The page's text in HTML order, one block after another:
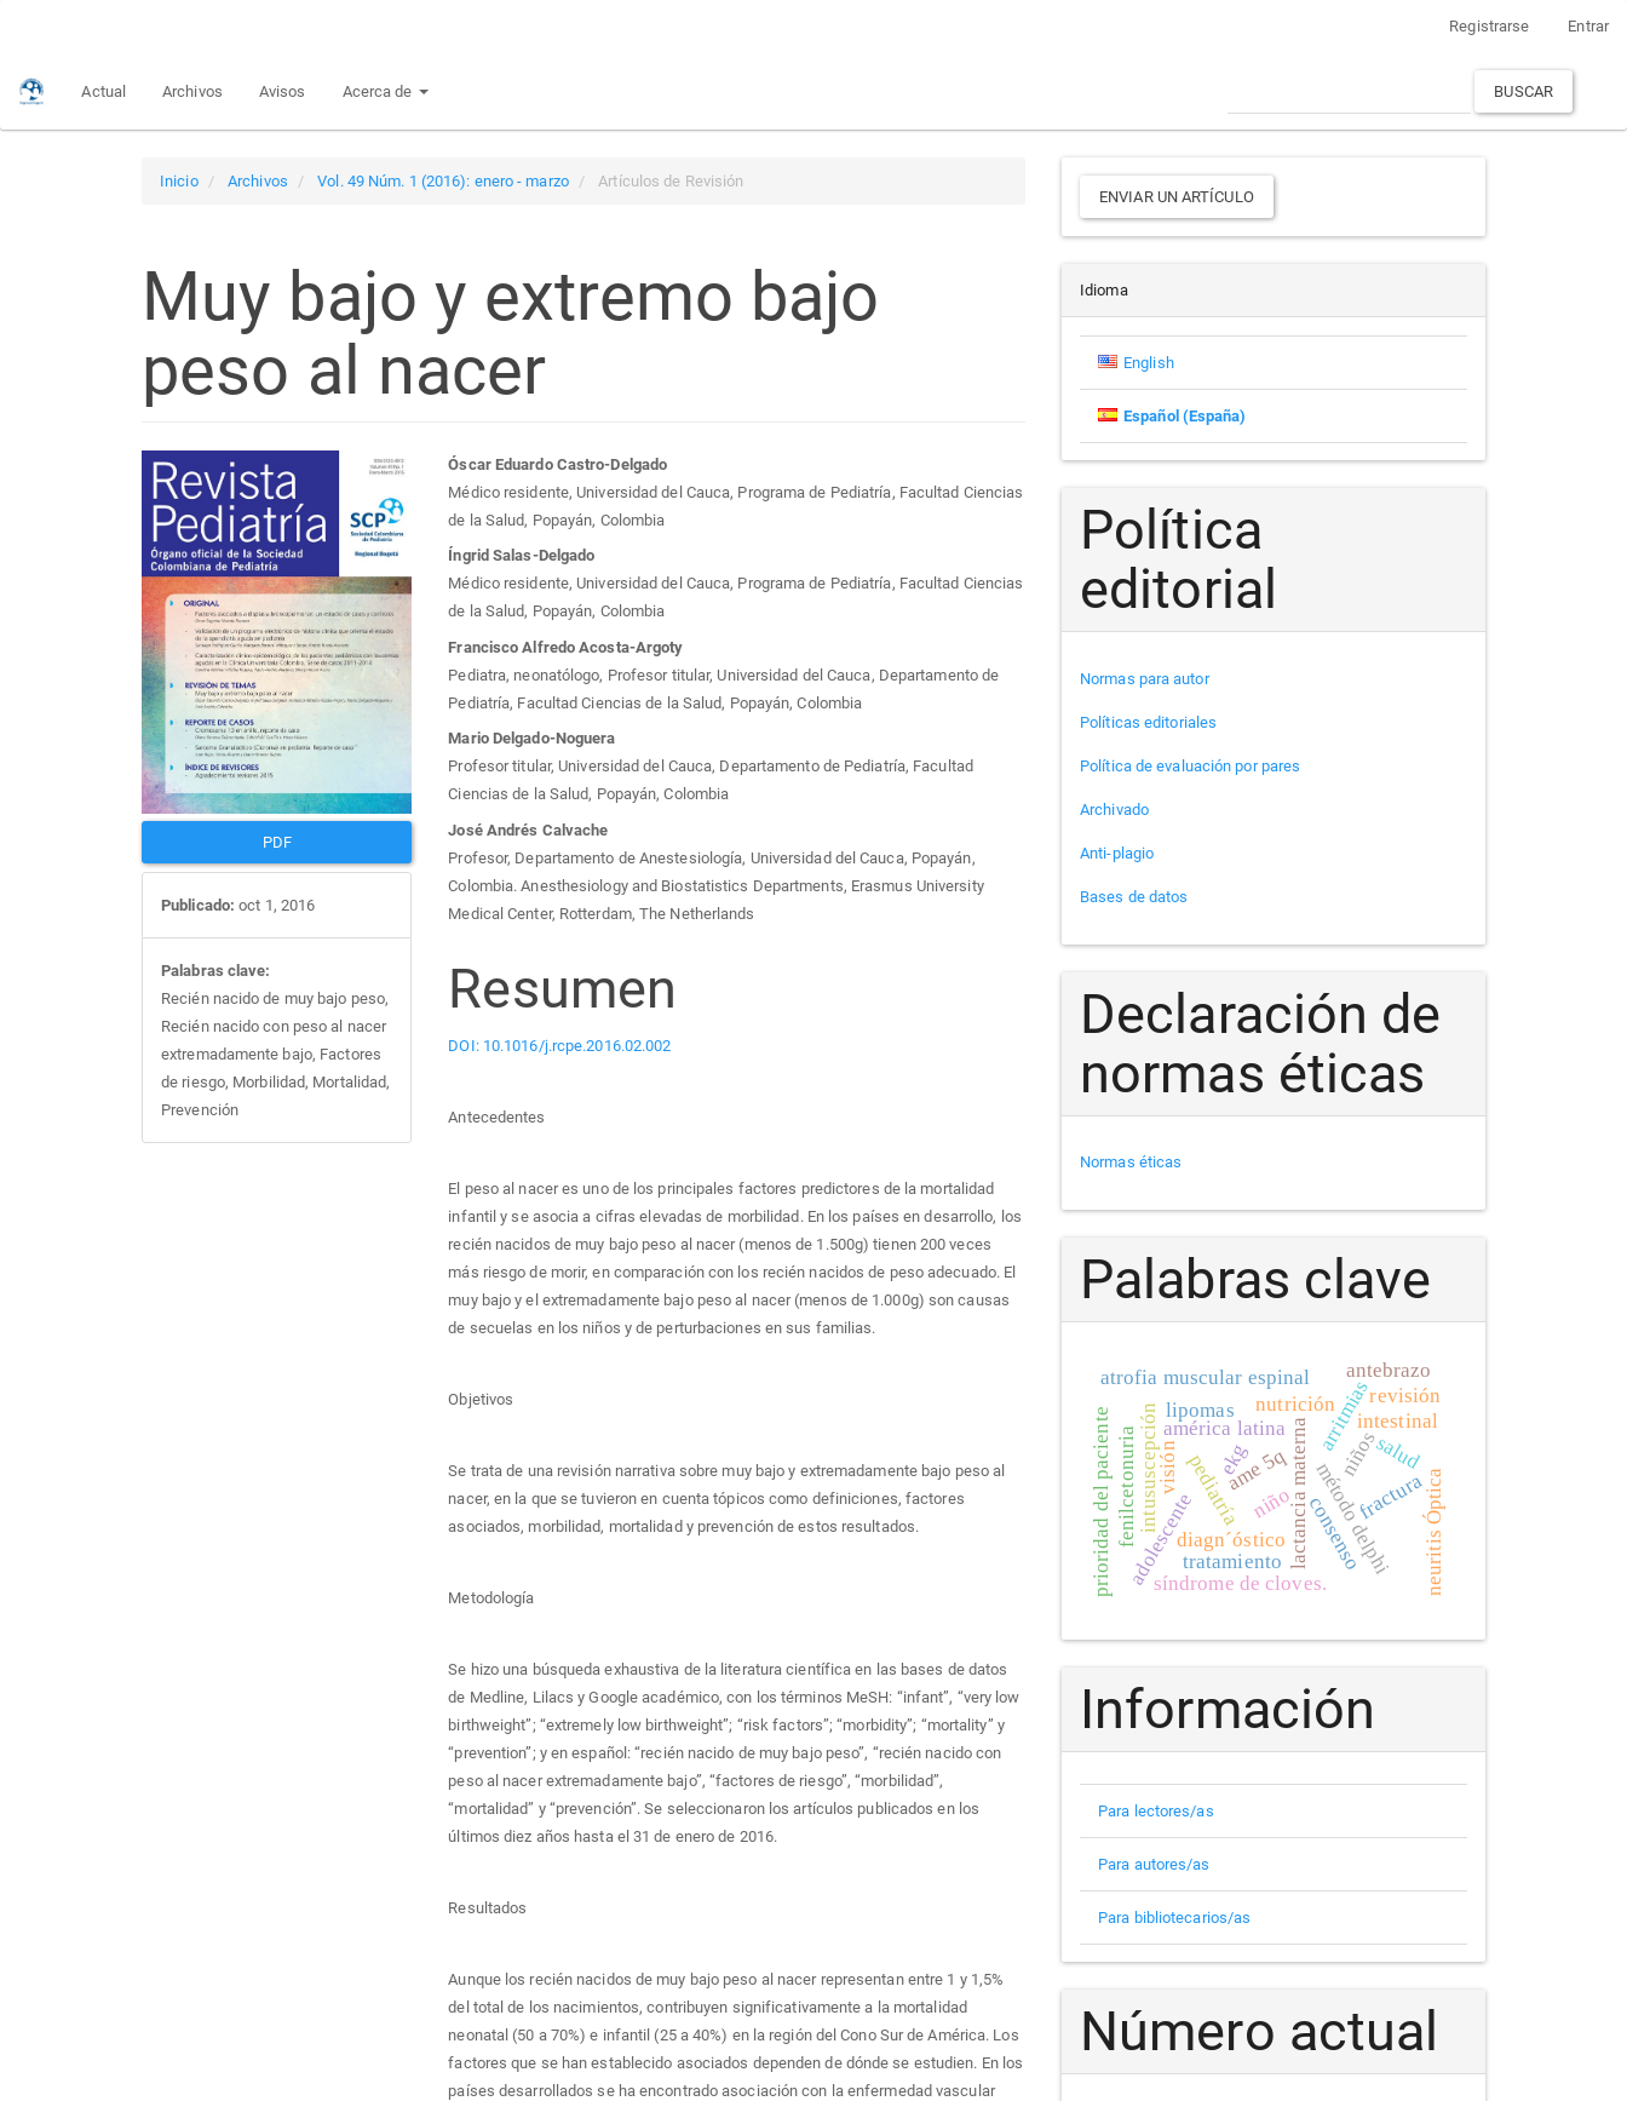
principal
Registrarse Entrar
Actual Archivos Avisos Acerca de BUSCAR
Inicio Archivos Vol. 49 Núm. 1 (2016): enero - marzo Artículos de Revisión
Muy bajo y extremo bajo
peso al nacer
Barra
lateral
del
artículo
PDF
Publicado: oct 1, 2016
Palabras clave:
Recién nacido de muy bajo peso,
Recién nacido con peso al nacer
extremadamente bajo, Factores
de riesgo, Morbilidad, Mortalidad,
Prevención
Contenido
principal
del
artículo
Óscar Eduardo Castro-Delgado
Médico residente, Universidad del Cauca, Programa de Pediatría, Facultad Ciencias
de la Salud, Popayán, Colombia
Íngrid Salas-Delgado
Médico residente, Universidad del Cauca, Programa de Pediatría, Facultad Ciencias
de la Salud, Popayán, Colombia
Francisco Alfredo Acosta-Argoty
Pediatra, neonatólogo, Profesor titular, Universidad del Cauca, Departamento de
Pediatría, Facultad Ciencias de la Salud, Popayán, Colombia
Mario Delgado-Noguera
Profesor titular, Universidad del Cauca, Departamento de Pediatría, Facultad
Ciencias de la Salud, Popayán, Colombia
José Andrés Calvache
Profesor, Departamento de Anestesiología, Universidad del Cauca, Popayán,
Colombia. Anesthesiology and Biostatistics Departments, Erasmus University
Medical Center, Rotterdam, The Netherlands
Resumen
DOI: 10.1016/j.rcpe.2016.02.002
Antecedentes
El peso al nacer es uno de los principales factores predictores de la mortalidad
infantil y se asocia a cifras elevadas de morbilidad. En los países en desarrollo, los
recién nacidos de muy bajo peso al nacer (menos de 1.500g) tienen 200 veces
más riesgo de morir, en comparación con los recién nacidos de peso adecuado. El
muy bajo y el extremadamente bajo peso al nacer (menos de 1.000g) son causas
de secuelas en los niños y de perturbaciones en sus familias.
Objetivos
Se trata de una revisión narrativa sobre muy bajo y extremadamente bajo peso al
nacer, en la que se tuvieron en cuenta tópicos como definiciones, factores
asociados, morbilidad, mortalidad y prevención de estos resultados.
Metodología
Se hizo una búsqueda exhaustiva de la literatura científica en las bases de datos
de Medline, Lilacs y Google académico, con los términos MeSH: “infant”, “very low
birthweight”; “extremely low birthweight”; “risk factors”; “morbidity”; “mortality” y
“prevention”; y en español: “recién nacido de muy bajo peso”, “recién nacido con
peso al nacer extremadamente bajo”, “factores de riesgo”, “morbilidad”,
“mortalidad” y “prevención”. Se seleccionaron los artículos publicados en los
últimos diez años hasta el 31 de enero de 2016.
Resultados
Aunque los recién nacidos de muy bajo peso al nacer representan entre 1 y 1,5%
del total de los nacimientos, contribuyen significativamente a la mortalidad
neonatal (50 a 70%) e infantil (25 a 40%) en la región del Cono Sur de América. Los
factores que se han establecido asociados dependen de dónde se estudien. En los
países desarrollados se ha encontrado asociación con la enfermedad vascular
Enviar
un
artículo
ENVIAR UN ARTÍCULO
Idioma
English
Español (España)
Política
editorial
Normas para autor
Políticas editoriales
Política de evaluación por pares
Archivado
Anti-plagio
Bases de datos
Declaración de
normas éticas
Normas éticas
Palabras clave
método delphi
consenso
lactancia materna
nutrición
ekg niños
arritmias
atrofia muscular espinal
diagn´óstico
américa latina
ame 5q
intususcepción intestinal
pediatría fractura
antebrazo
niño
adolescente
lipomas
síndrome de cloves.
tratamiento
revisión
fenilcetonuria salud
prioridad del paciente visión
neuritis Óptica
Información
Para lectores/as
Para autores/as
Para bibliotecarios/as
Número actual